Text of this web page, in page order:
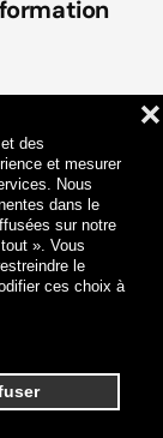
des
et mesurer
Nous
dans le
sur notre
». Vous
le
ces choix à
❌
et la